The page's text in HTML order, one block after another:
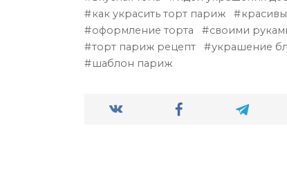
как украсить торт париж
оформление торта
своими
торт париж рецепт
украшение
шаблон париж